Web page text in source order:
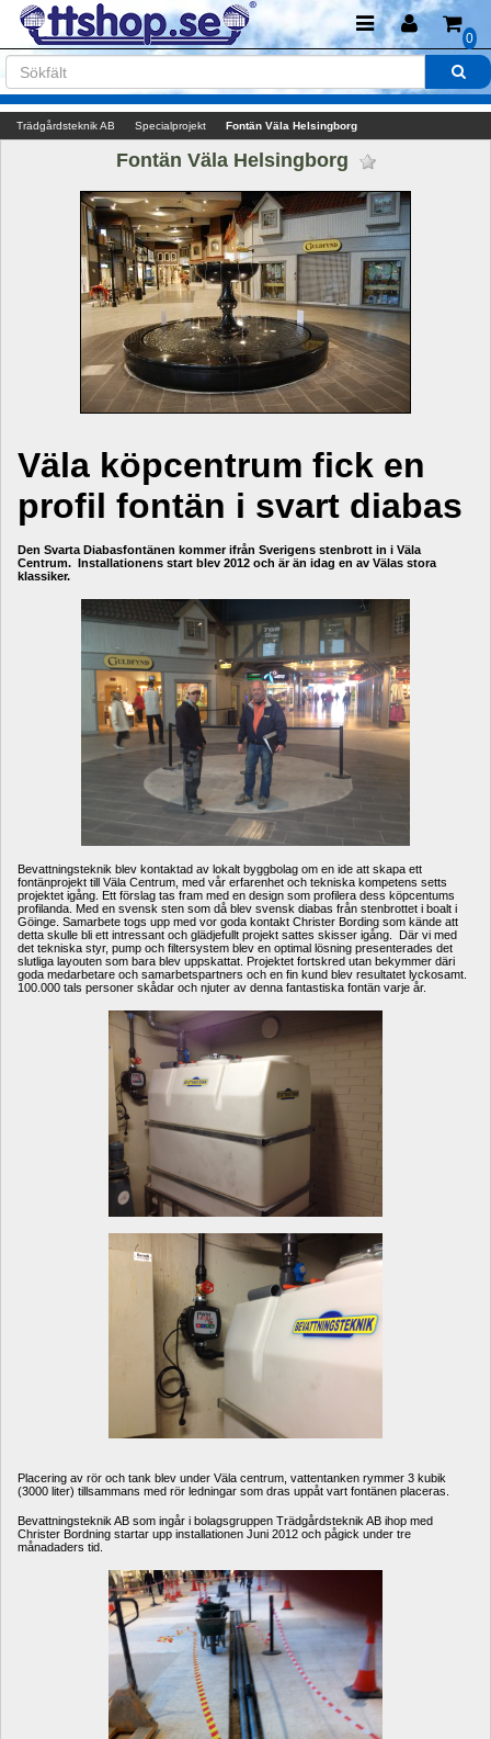
0
Trädgårdsteknik AB Specialprojekt Fontän Väla Helsingborg
Fontän Väla Helsingborg
Väla köpcentrum fick en
profil fontän i svart diabas
Den Svarta Diabasfontänen kommer ifrån Sverigens stenbrott in i Väla
Centrum. Installationens start blev 2012 och är än idag en av Välas stora
klassiker.
Bevattningsteknik blev kontaktad av lokalt byggbolag om en ide att skapa ett
fontänprojekt till Väla Centrum, med vår erfarenhet och tekniska kompetens setts
projektet igång. Ett förslag tas fram med en design som profilera dess köpcentums
profilanda. Med en svensk sten som då blev svensk diabas från stenbrottet i boalt i
Göinge. Samarbete togs upp med vor goda kontakt Christer Bording som kände att
detta skulle bli ett intressant och glädjefullt projekt sattes skisser igång. Där vi med
det tekniska styr, pump och filtersystem blev en optimal lösning presenterades det
slutliga layouten som bara blev uppskattat. Projektet fortskred utan bekymmer däri
goda medarbetare och samarbetspartners och en fin kund blev resultatet lyckosamt.
100.000 tals personer skådar och njuter av denna fantastiska fontän varje år.
Placering av rör och tank blev under Väla centrum, vattentanken rymmer 3 kubik
(3000 liter) tillsammans med rör ledningar som dras uppåt vart fontänen placeras.
Bevattningsteknik AB som ingår i bolagsgruppen Trädgårdsteknik AB ihop med
Christer Bordning startar upp installationen Juni 2012 och pågick under tre
månadaders tid.